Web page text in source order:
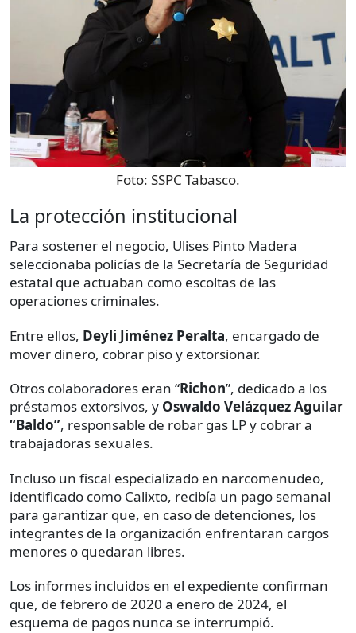
Foto: SSPC Tabasco.
La protección institucional
Para sostener el negocio, Ulises Pinto Madera
seleccionaba policías de la Secretaría de Seguridad
estatal que actuaban como escoltas de las
operaciones criminales.
Entre ellos, Deyli Jiménez Peralta, encargado de
mover dinero, cobrar piso y extorsionar.
Otros colaboradores eran “Richon”, dedicado a los
préstamos extorsivos, y Oswaldo Velázquez Aguilar
“Baldo”, responsable de robar gas LP y cobrar a
trabajadoras sexuales.
Incluso un fiscal especializado en narcomenudeo,
identificado como Calixto, recibía un pago semanal
para garantizar que, en caso de detenciones, los
integrantes de la organización enfrentaran cargos
menores o quedaran libres.
Los informes incluidos en el expediente confirman
que, de febrero de 2020 a enero de 2024, el
esquema de pagos nunca se interrumpió.